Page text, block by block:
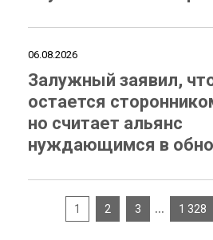
06.08.2026
Залужный заявил,
остается
но считает альянс
нуждающимся в
1 2 3 … 1 328